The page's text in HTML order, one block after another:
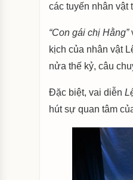
các tuyến nhân vật
“Con gái chị Hằng”
kịch của nhân vật
nửa thế kỷ, câu
Đặc biệt, vai diễn
hút sự quan tâm